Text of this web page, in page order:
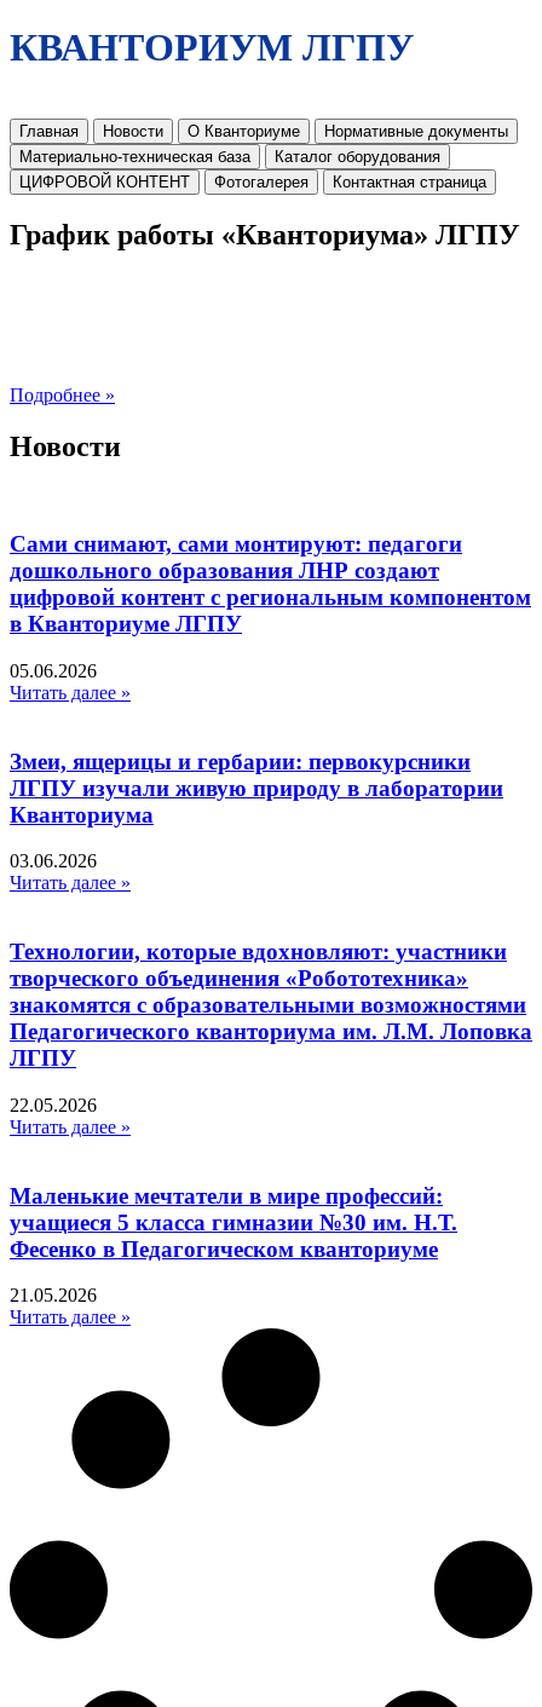
КВАНТОРИУМ ЛГПУ
Главная Новости О Кванториуме
Нормативные документы
Материально-техническая база
Каталог оборудования
ЦИФРОВОЙ КОНТЕНТ
Фотогалерея Контактная страница
График работы «Кванториума» ЛГПУ
Подробнее »
Новости
Сами снимают, сами монтируют: педагоги
дошкольного образования ЛНР создают
цифровой контент с региональным компонентом
в Кванториуме ЛГПУ​
05.06.2026
Читать далее »
Змеи, ящерицы и гербарии: первокурсники
ЛГПУ изучали живую природу в лаборатории
Кванториума
03.06.2026
Читать далее »
Технологии, которые вдохновляют: участники
творческого объединения «Робототехника»
знакомятся с образовательными возможностями
Педагогического кванториума им. Л.М. Лоповка
ЛГПУ
22.05.2026
Читать далее »
Маленькие мечтатели в мире профессий:
учащиеся 5 класса гимназии №30 им. Н.Т.
Фесенко в Педагогическом кванториуме
21.05.2026
Читать далее »